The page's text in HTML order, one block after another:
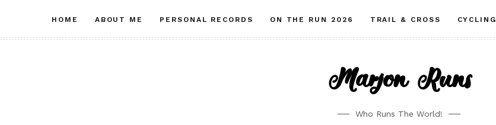
content
HOME ABOUT ME PERSONAL RECORDS ON THE RUN 2026 TRAIL & CROSS CYCLING
Marjon Runs
Who Runs The World!